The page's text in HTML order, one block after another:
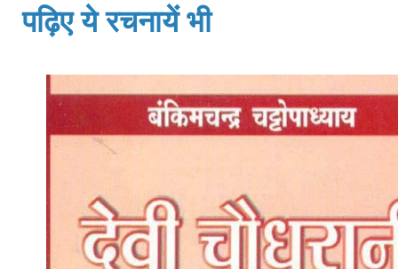
पढ़िए ये रचनायें भी